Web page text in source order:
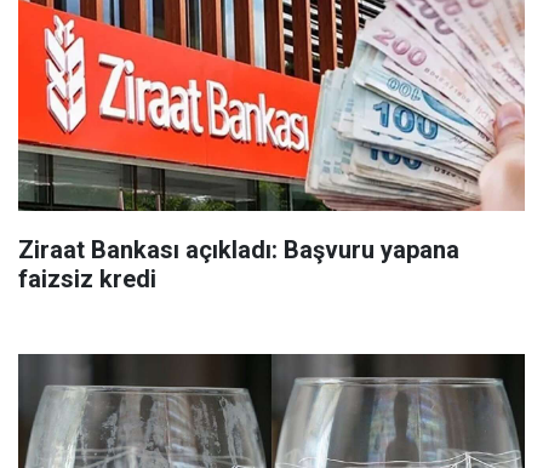
Ziraat Bankası açıkladı: Başvuru yapana
faizsiz kredi